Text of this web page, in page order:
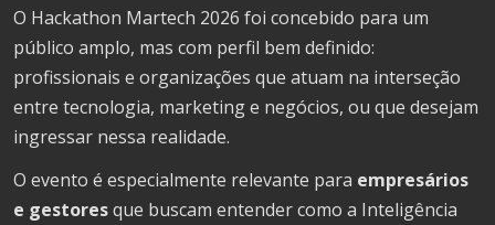
O Hackathon Martech 2026 foi concebido para um
público amplo, mas com perfil bem definido:
profissionais e organizações que atuam na interseção
entre tecnologia, marketing e negócios, ou que desejam
ingressar nessa realidade.
O evento é especialmente relevante para empresários
e gestoresque buscam entender como a Inteligência